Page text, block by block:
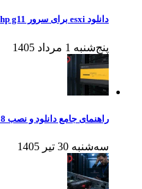
دانلود esxi برای سرور hp g11
پنج‌شنبه 1 مرداد 1405
راهنمای جامع دانلود و نصب ESXi 8 بر روی سرورهای HPE
سه‌شنبه 30 تیر 1405